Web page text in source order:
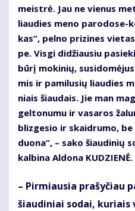
meist­rė. Jau ne vie­nus
liau­dies me­no pa­ro­do­se-
kas“, pel­no pri­zi­nes
pe. Vis­gi di­džiau­siu
bū­rį mo­ki­nių,
mis ir pa­mi­lu­sių liau­dies
niais šiau­dais. Jie man
gel­to­nu­mu ir va­sa­ros
bliz­ge­sio ir skaid­ru­mo,
duo­na“, – sa­ko šiau­di­nių
kal­bi­na Al­do­na KU­DZIE­NĖ.
– Pir­miau­sia pra­šy­čiau
šiau­di­niai so­dai, ku­riais